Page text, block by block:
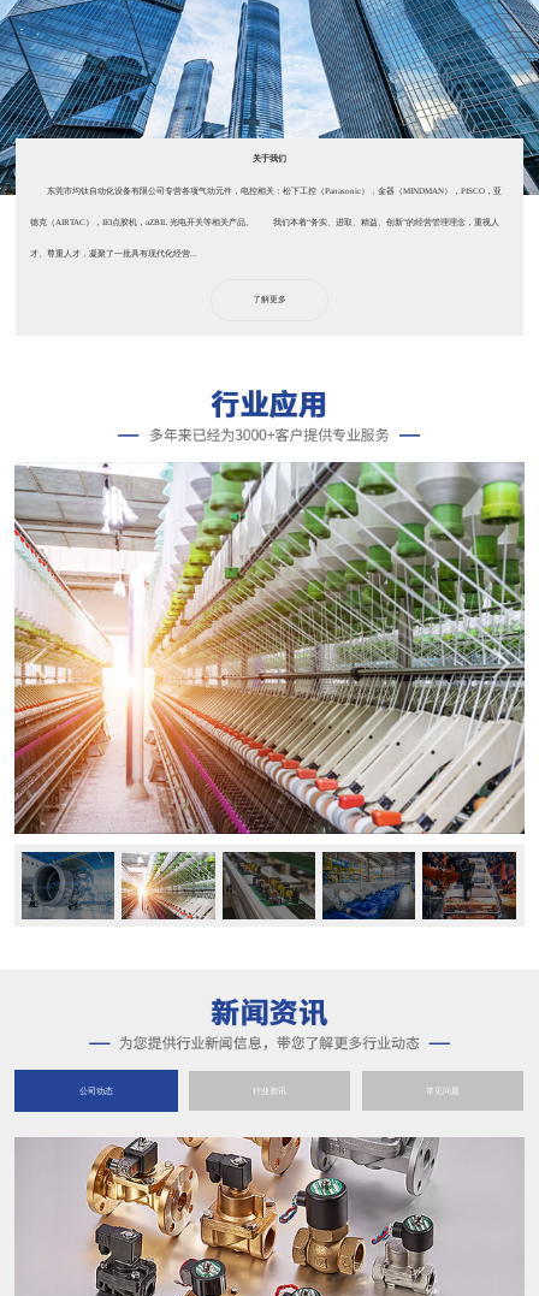
关于我们
东莞市均钛自动化设备有限公司专营各项气动元件，电控相关：松下工控（Panasonic），金器（MINDMAN），PISCO，亚
德克（AIRTAC），IEI点胶机，aZBIL 光电开关等相关产品。 我们本着“务实、进取、精益、创新”的经营管理理念，重视人
才、尊重人才，凝聚了一批具有现代化经营...
了解更多
公司动态 行业资讯 常见问题